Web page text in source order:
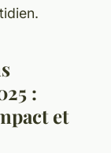
:
et